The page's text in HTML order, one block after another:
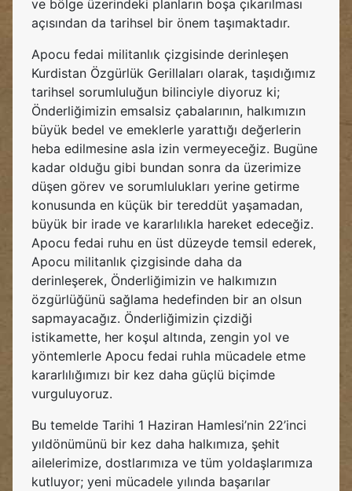
ve bölge üzerindeki planların boşa çıkarılması
açısından da tarihsel bir önem taşımaktadır.
Apocu fedai militanlık çizgisinde derinleşen
Kurdistan Özgürlük Gerillaları olarak, taşıdığımız
tarihsel sorumluluğun bilinciyle diyoruz ki;
Önderliğimizin emsalsiz çabalarının, halkımızın
büyük bedel ve emeklerle yarattığı değerlerin
heba edilmesine asla izin vermeyeceğiz. Bugüne
kadar olduğu gibi bundan sonra da üzerimize
düşen görev ve sorumlulukları yerine getirme
konusunda en küçük bir tereddüt yaşamadan,
büyük bir irade ve kararlılıkla hareket edeceğiz.
Apocu fedai ruhu en üst düzeyde temsil ederek,
Apocu militanlık çizgisinde daha da
derinleşerek, Önderliğimizin ve halkımızın
özgürlüğünü sağlama hedefinden bir an olsun
sapmayacağız. Önderliğimizin çizdiği
istikamette, her koşul altında, zengin yol ve
yöntemlerle Apocu fedai ruhla mücadele etme
kararlılığımızı bir kez daha güçlü biçimde
vurguluyoruz.
Bu temelde Tarihi 1 Haziran Hamlesi’nin 22’inci
yıldönümünü bir kez daha halkımıza, şehit
ailelerimize, dostlarımıza ve tüm yoldaşlarımıza
kutluyor; yeni mücadele yılında başarılar